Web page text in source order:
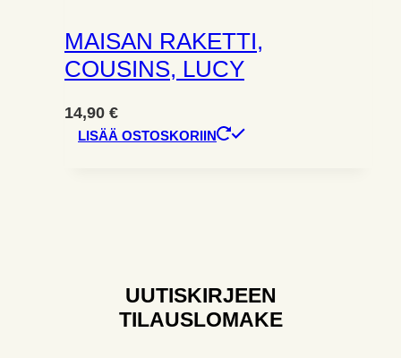
MAISAN RAKETTI,
COUSINS, LUCY
14,90 €
LISÄÄ OSTOSKORIIN
UUTISKIRJEEN
TILAUSLOMAKE